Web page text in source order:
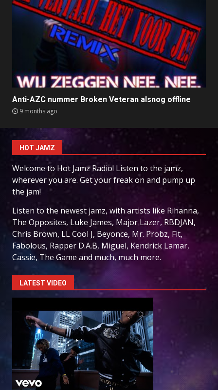
Anti-AZC nummer Broken Veteran alsnog offline
9 months ago
HOT JAMZ
Welcome to Hot Jamz Radio! Listen to the jamz,
wherever you are. Get your freak on and pump up
the jam!
Listen to the newest jamz, with artists like Rihanna,
The Opposites, Luke James, Major Lazer, RBDJAN,
Chris Brown, LL Cool J, Beyonce, Mr. Probz, Fit,
Fabolous, Rapper D.A.B, Miguel, Kendrick Lamar,
Cassie, The Game and much, much more.
LATEST VIDEO